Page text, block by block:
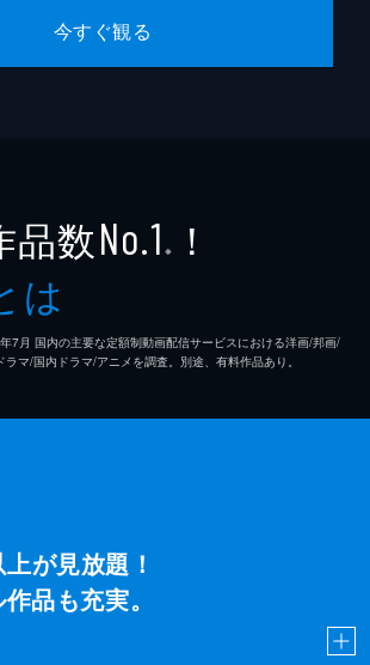
今すぐ観る
品数No.1 ※ ！
は
7⽉ 国内の主要な定額制動画配信サービスにおける洋画/邦画/
マ/国内ドラマ/アニメを調査。別途、有料作品あり。
が見放題！
品も充実。